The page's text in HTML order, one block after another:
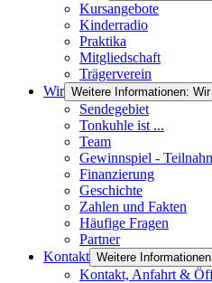
Kursangebote
Kinderradio
Praktika
Mitgliedschaft
Trägerverein
Wir Weitere Informationen: Wir
Sendegebiet
Tonkuhle ist ...
Team
Gewinnspiel -
Finanzierung
Geschichte
Zahlen und Fakten
Häufige Fragen
Partner
Kontakt Weitere
Kontakt, Anfahrt &